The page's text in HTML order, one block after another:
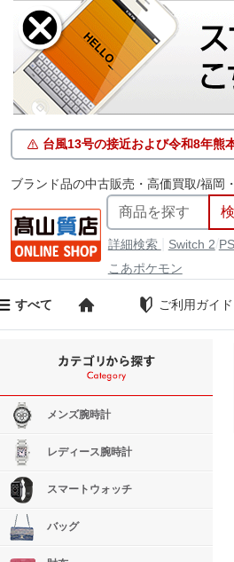
台風13号の接近および令和8年熊
ブランド品の中古販売・高価買取/福岡
詳細検索 Switch 2
こあポケモン
すべて ご利用ガイド
メンズ腕時計
レディース腕時計
スマートウォッチ
バッグ